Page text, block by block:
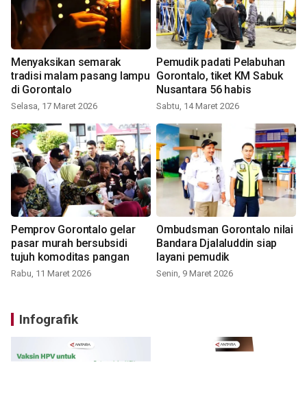
Menyaksikan semarak
tradisi malam pasang lampu
di Gorontalo
Selasa, 17 Maret 2026
Pemudik padati Pelabuhan
Gorontalo, tiket KM Sabuk
Nusantara 56 habis
Sabtu, 14 Maret 2026
Pemprov Gorontalo gelar
pasar murah bersubsidi
tujuh komoditas pangan
Rabu, 11 Maret 2026
Ombudsman Gorontalo nilai
Bandara Djalaluddin siap
layani pemudik
Senin, 9 Maret 2026
Infografik